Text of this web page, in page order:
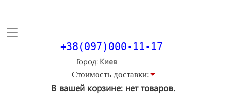
Toggle
+38(097)000-11-17
Город
Стоимость доставки:
В вашей корзине: нет товаров.